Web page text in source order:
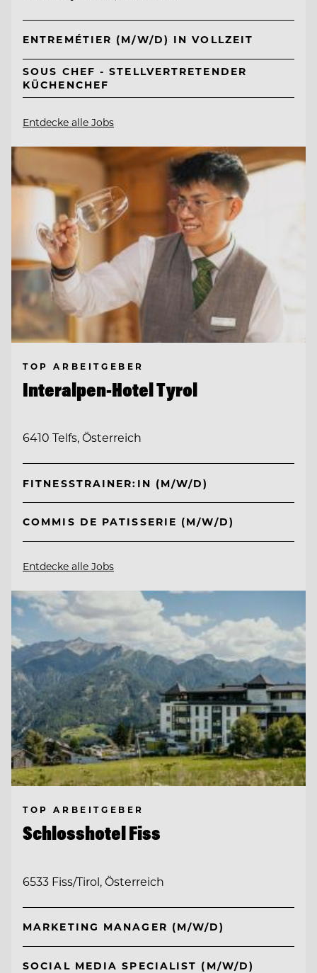
ENTREMÉTIER (M/W/D) IN VOLLZEIT
SOUS CHEF - STELLVERTRETENDER
KÜCHENCHEF
Entdecke alle Jobs
TOP ARBEITGEBER
Interalpen-Hotel Tyrol
6410 Telfs, Österreich
FITNESSTRAINER:IN (M/W/D)
COMMIS DE PATISSERIE (M/W/D)
Entdecke alle Jobs
TOP ARBEITGEBER
Schlosshotel Fiss
6533 Fiss/Tirol, Österreich
MARKETING MANAGER (M/W/D)
SOCIAL MEDIA SPECIALIST (M/W/D)